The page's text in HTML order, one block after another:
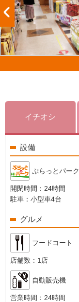
イチオシ
設備
ぷらっとパーク
開閉時間： 24時間
駐車： 小型車4台
グルメ
フードコート
店舗数： 1店
自動販売機
営業時間： 24時間